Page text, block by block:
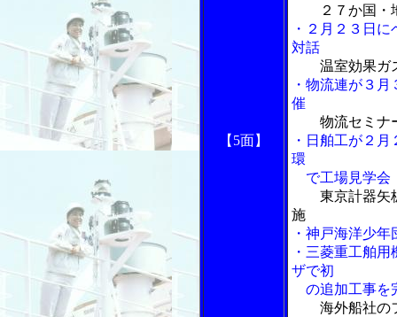
【5面】
２７か国
・２月２３日
対話
温室効果ガ
・物流連が３
催
物流セミナ
・日舶工が２
環
で工場見学会
東京計器矢
施
・神戸海洋少
・三菱重工舶
ザで初
の追加工事を
海外船社の